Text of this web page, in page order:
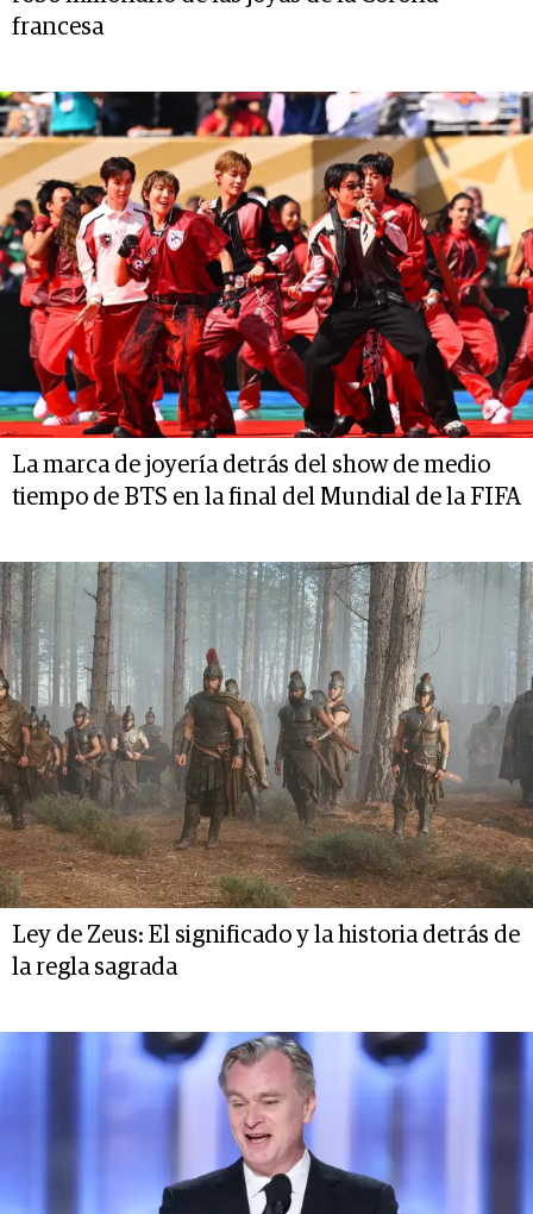
francesa
La marca de joyería detrás del show de medio
tiempo de BTS en la final del Mundial de la FIFA
Ley de Zeus: El significado y la historia detrás de
la regla sagrada